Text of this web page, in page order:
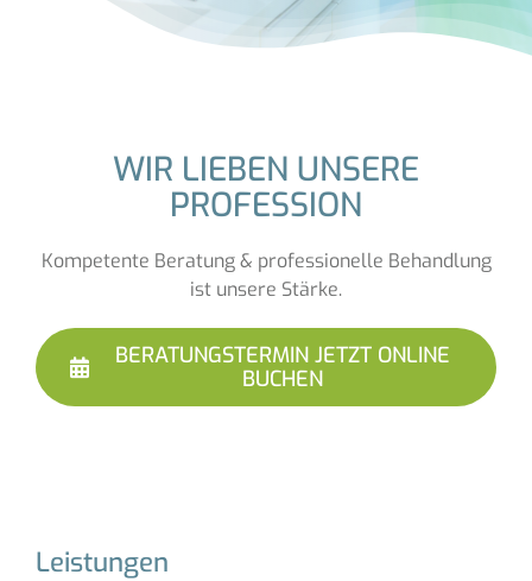
WIR LIEBEN UNSERE
PROFESSION
Kompetente Beratung & professionelle Behandlung
ist unsere Stärke.
BERATUNGSTERMIN JETZT ONLINE
BUCHEN
Leistungen